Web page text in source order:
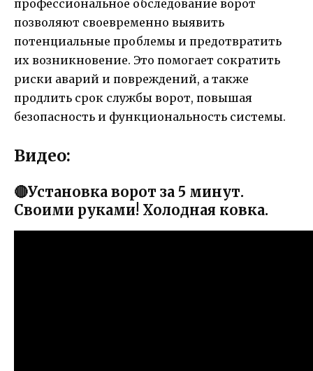
профессиональное обследование ворот
позволяют своевременно выявить
потенциальные проблемы и предотвратить
их возникновение. Это помогает сократить
риски аварий и повреждений, а также
продлить срок службы ворот, повышая
безопасность и функциональность системы.
Видео:
🔴Установка ворот за 5 минут.
Своими руками! Холодная ковка.